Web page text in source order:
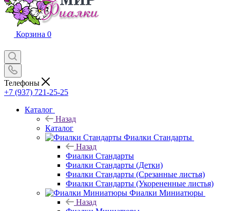
Корзина 0
Телефоны
+7 (937) 721-25-25
Каталог
Назад
Каталог
Фиалки Стандарты
Назад
Фиалки Стандарты
Фиалки Стандарты (Детки)
Фиалки Стандарты (Срезанные листья)
Фиалки Стандарты (Укорененные листья)
Фиалки Миниатюры
Назад